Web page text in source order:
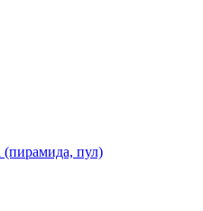
(пирамида, пул)